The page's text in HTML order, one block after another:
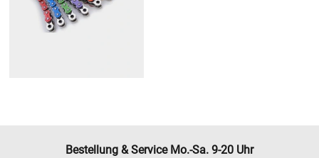
Bestellung & Service Mo.-Sa. 9-20 Uhr